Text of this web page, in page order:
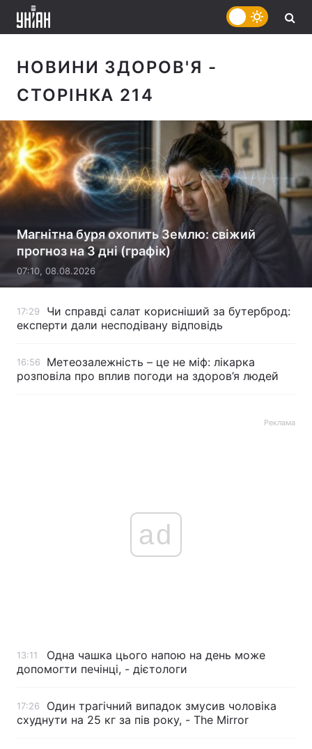
Україна Політика
НОВИНИ ЗДОРОВ'Я -
СТОРІНКА 214
Магнітна буря охопить Землю: свіжий
прогноз на 3 дні (графік)
07:10, 08.08.2026
17:29
Чи справді салат корисніший за бутерброд:
експерти дали несподівану відповідь
16:56
Метеозалежність – це не міф: лікарка
розповіла про вплив погоди на здоров’я людей
Реклама
ad
13:11
Одна чашка цього напою на день може
допомогти печінці, - дієтологи
17:26
Один трагічний випадок змусив чоловіка
схуднути на 25 кг за пів року, - The Mirror